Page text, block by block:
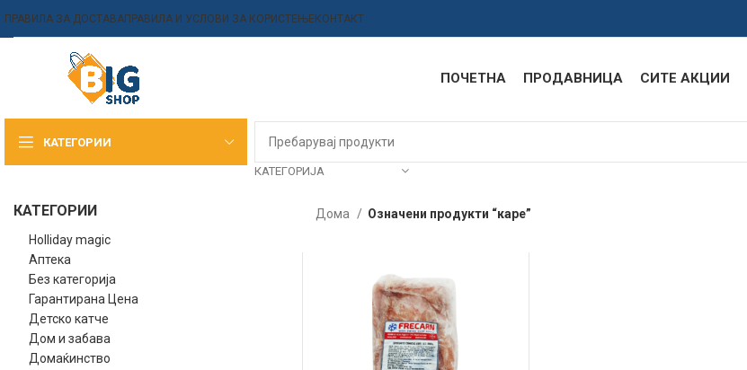
ПРАВИЛА ЗА ДОСТАВАПРАВИЛА И УСЛОВИ ЗА КОРИСТЕЊЕКОНТАКТ
ПОЧЕТНА ПРОДАВНИЦА СИТЕ АКЦИИ
КАТЕГОРИИ
КАТЕГОРИЈА
КАТЕГОРИИ
Holliday magic
Аптека
Без категорија
Гарантирана Цена
Детско катче
Дом и забава
Домаќинство
Дома Означени продукти “каре”